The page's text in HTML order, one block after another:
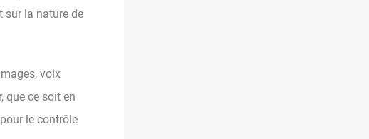
sur la nature de
voix
que ce soit en
le contrôle